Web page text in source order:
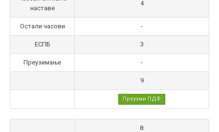
наставе
4
Остали часови -
ЕСПБ 3
Преузимање -
9
Преузми ПДФ
8.